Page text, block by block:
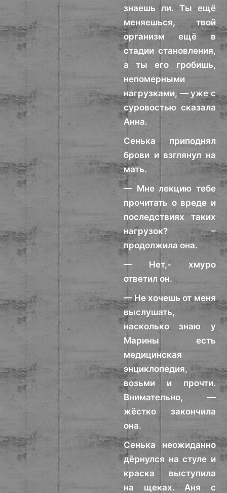
знаешь ли. Ты ещё
меняешься, твой
организм ещё в
стадии становления,
а ты его гробишь,
непомерными
нагрузками, — уже с
суровостью сказала
Анна.
Сенька приподнял
брови и взглянул на
мать.
— Мне лекцию тебе
прочитать о вреде и
последствиях таких
нагрузок? –
продолжила она.
— Нет,- хмуро
ответил он.
— Не хочешь от меня
выслушать,
насколько знаю у
Марины есть
медицинская
энциклопедия,
возьми и прочти.
Внимательно, —
жёстко закончила
она.
Сенька неожиданно
дёрнулся на стуле и
краска выступила
на щеках. Аня с